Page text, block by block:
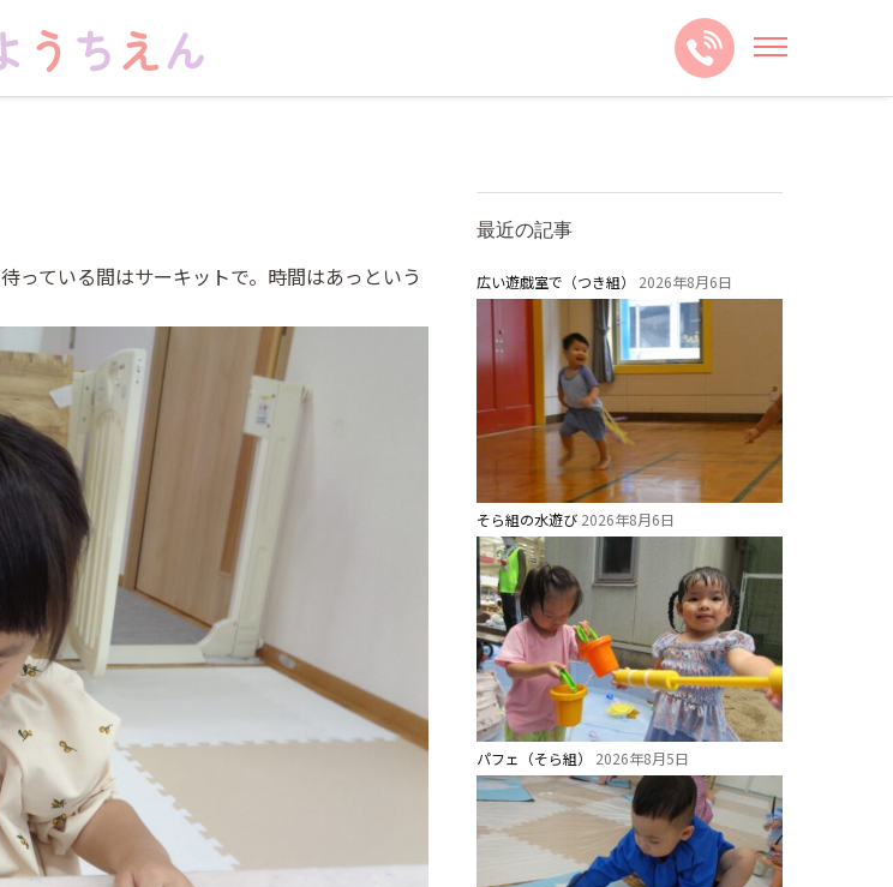
っている間はサーキットで。時間はあっという
最近の記事
広い遊戯室で（つき組） 2026年8月6日
そら組の水遊び 2026年8月6日
パフェ（そら組） 2026年8月5日